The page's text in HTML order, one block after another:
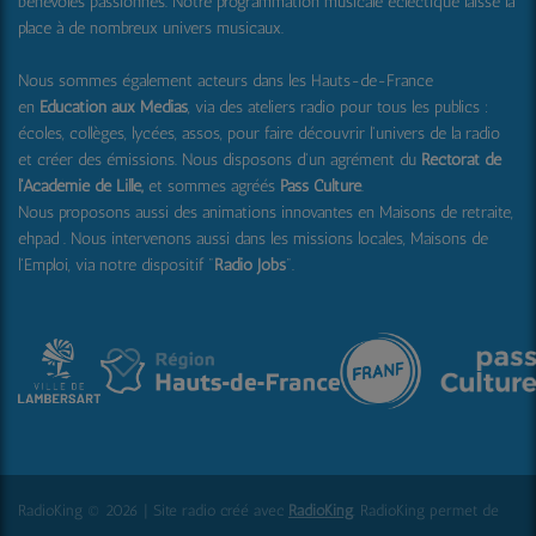
place à de nombreux univers musicaux.
Nous sommes également acteurs dans les Hauts-de-France
en Education aux Médias, via des ateliers radio pour tous les publics :
écoles, collèges, lycées, assos, pour faire découvrir l'univers de la radio
et créer des émissions. Nous disposons d'un agrément du Rectorat de
l'Académie de Lille, et sommes agréés Pass Culture.
Nous proposons aussi des animations innovantes en Maisons de retraite,
ehpad . Nous intervenons aussi dans les missions locales, Maisons de
l'Emploi, via notre dispositif "Radio Jobs".
RadioKing © 2026 | Site radio créé avec RadioKing . RadioKing permet de